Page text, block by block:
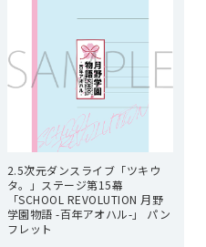
2.5次元ダンスライブ「ツキウ
タ。」ステージ第15幕
「SCHOOL REVOLUTION 月野
学園物語 -百年アオハル-」 パン
フレット